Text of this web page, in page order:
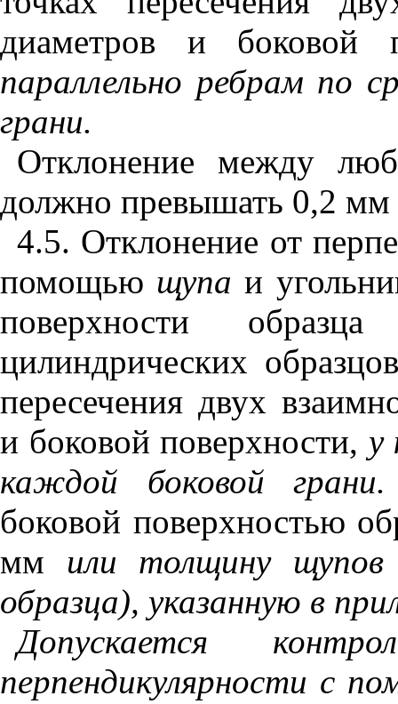
диаметров и боковой
параллельно ребрам по
грани.
Отклонение между
должно превышать 0,2 мм
4.5. Отклонение от
помощью щупаи
поверхности
цилиндрических
пересечения двух
и боковой поверхности, у
каждой боковой
боковой поверхностью
мм или толщину
образца), указанную в
Допускается
перпендикулярности с